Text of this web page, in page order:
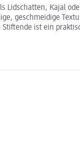
Lidschatten, Kajal
geschmeidige
Stiftende ist ein